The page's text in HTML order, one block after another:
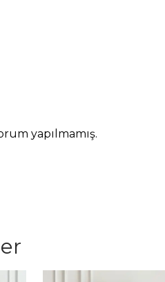
yapılmamış.